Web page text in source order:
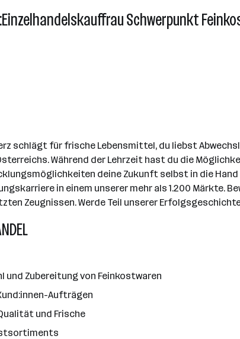
Schwerpunkt
schlägt für frische Lebensmittel, du liebst
Während der Lehrzeit hast du die
deine Zukunft selbst in die Hand
in einem unserer mehr als 1.200 Märkte.
Zeugnissen. Werde Teil unserer
und Zubereitung von Feinkostwaren
Aufträgen
und Frische